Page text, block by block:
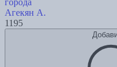
Агекян А.
1195